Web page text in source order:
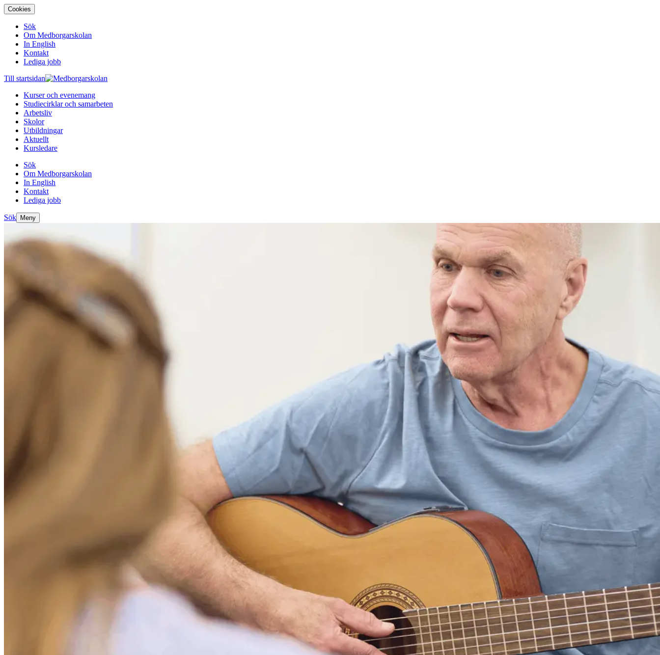
Cookies
Sök
Om Medborgarskolan
In English
Kontakt
Lediga jobb
Till startsidan
Kurser och evenemang
Studiecirklar och samarbeten
Arbetsliv
Skolor
Utbildningar
Aktuellt
Kursledare
Sök
Om Medborgarskolan
In English
Kontakt
Lediga jobb
Sök Meny